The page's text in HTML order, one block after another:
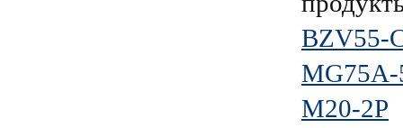
BZV55-
MG75A-
M20-2P